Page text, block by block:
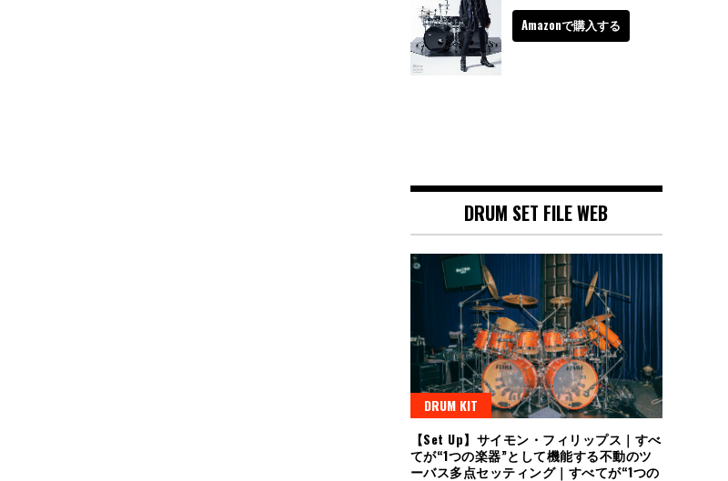
Amazonで購入する
DRUM SET FILE WEB
DRUM KIT
【Set Up】サイモン・フィリップス｜すべ
てが“1つの楽器”として機能する不動のツ
ーバス多点セッティング｜すべてが“1つの